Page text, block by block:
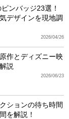
ンバッジ23選！
デザインを現地調
2026/04/26
作とディズニー映
説
2026/06/23
ションの待ち時間
を解説！